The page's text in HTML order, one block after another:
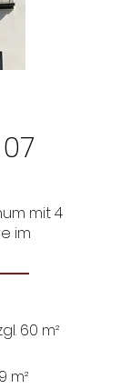
mit 4
im
60 m²
m²